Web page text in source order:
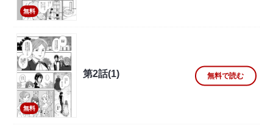
無料
無料
第2話(1) 無料で読む